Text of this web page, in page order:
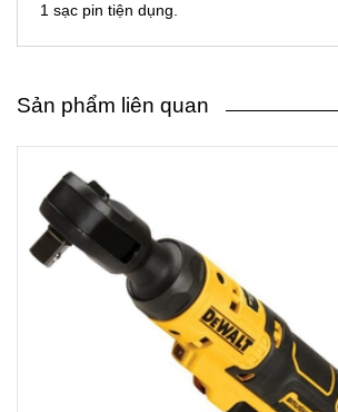
1 sạc pin tiện dụng.
Sản phẩm liên quan